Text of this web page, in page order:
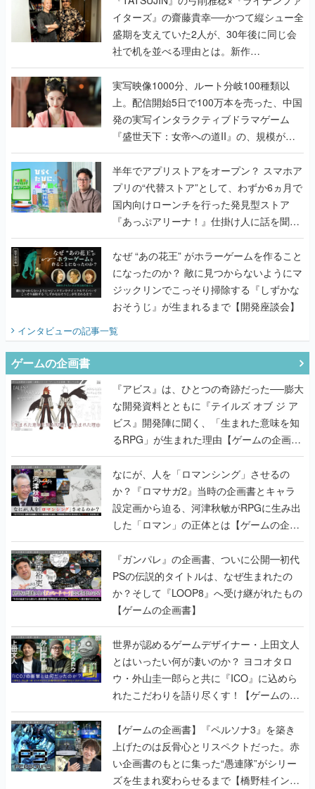
イターズ』の齋藤貴幸──かつて縦シュー全
盛期を支えていた2人が、30年後に同じ会
社で机を並べる理由とは。新作
『TATSUJIN EXTREME』で初タッグを組
んだレジェンド2人に訊く開発秘話
実写映像1000分、ルート分岐100種類以
上。配信開始5日で100万本を売った、中国
発の実写インタラクティブドラマゲーム
『盛世天下：女帝への道II』の、規模が違
うこだわりをプロデューサーに聞いた
半年でアプリストアをオープン？ スマホア
プリの“代替ストア”として、わずか6ヵ月で
国内向けローンチを行った発見型ストア
『あっぷアリーナ！』仕掛け人に話を聞い
てみた
なぜ “あの花王” がホラーゲームを作ること
になったのか？ 敵に見つからないようにマ
ジックリンでこっそり掃除する『しずかな
おそうじ』が生まれるまで【開発座談会】
インタビューの記事一覧
ゲームの企画書
『アビス』は、ひとつの奇跡だった──膨大
な開発資料とともに『テイルズ オブ ジ ア
ビス』開発陣に聞く、「生まれた意味を知
るRPG」が生まれた理由【ゲームの企画
書】
なにが、人を「ロマンシング」させるの
か？『ロマサガ2』当時の企画書とキャラ
設定画から迫る、河津秋敏がRPGに生み出
した「ロマン」の正体とは【ゲームの企画
書】
『ガンパレ』の企画書、ついに公開━初代
PSの伝説的タイトルは、なぜ生まれたの
か？そして『LOOP8』へ受け継がれたもの
【ゲームの企画書】
世界が認めるゲームデザイナー・上田文人
とはいったい何が凄いのか？ ヨコオタロ
ウ・外山圭一郎らと共に『ICO』に込めら
れたこだわりを語り尽くす！【ゲームの企
画書】
【ゲームの企画書】『ペルソナ3』を築き
上げたのは反骨心とリスペクトだった。赤
い企画書のもとに集った“愚連隊”がシリー
ズを生まれ変わらせるまで【橋野桂インタ